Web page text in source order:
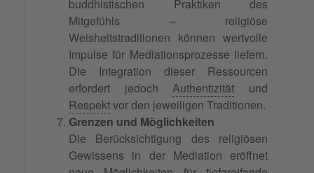
buddhistischen Praktiken des
Mitgefühls – religiöse
Weisheitstraditionen können wertvolle
Impulse für Mediationsprozesse liefern.
Die Integration dieser Ressourcen
erfordert jedochAuthentizität und
Respektvor den jeweiligen Traditionen.
Grenzen und Möglichkeiten
Die Berücksichtigung des religiösen
Gewissens in der Mediation eröffnet